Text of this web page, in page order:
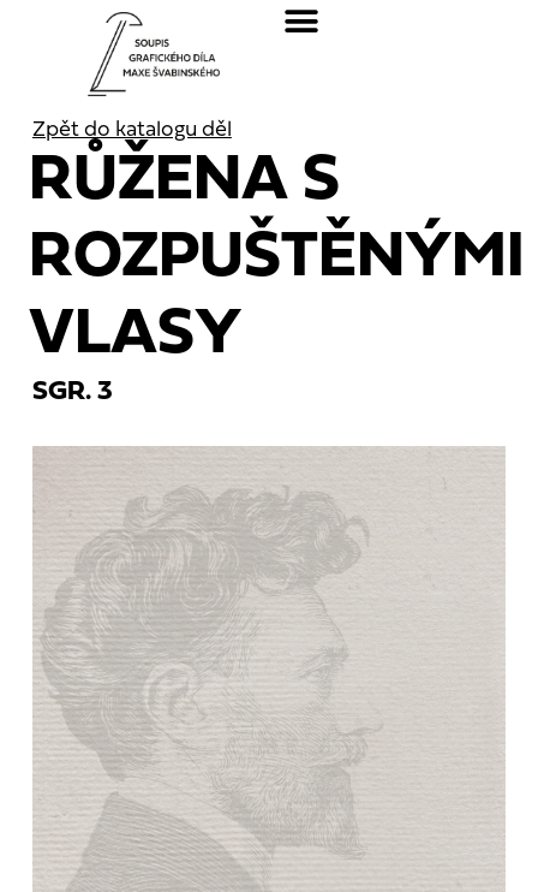
Zpět do katalogu děl
RŮŽENA S
ROZPUŠTĚNÝMI
VLASY
SGR. 3